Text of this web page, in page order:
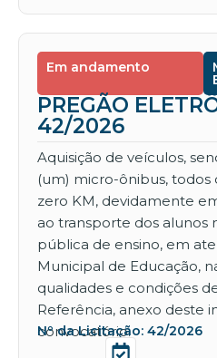
Em andamento
PREGÃO
42/2026
Aquisição de veículos,
(um) micro-ônibus, todos
zero KM, devidamente
ao transporte dos alunos
pública de ensino, em
Municipal de Educação,
qualidades e condições
Referência, anexo deste
convocatório.
Nº da Licitação: 42/2026